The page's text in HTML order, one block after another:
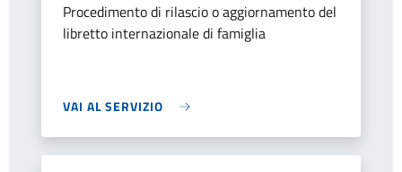
Procedimento di rilascio o aggiornamento del
libretto internazionale di famiglia
VAI AL SERVIZIO